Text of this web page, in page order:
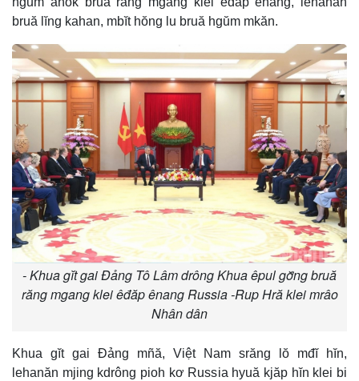
bruă lĭng kahan, mbĭt hŏng lu bruă hgŭm mkăn.
- Khua gĭt gai Đảng Tô Lâm drông Khua êpul gơ̆ng bruă
răng mgang klei êđăp ênang Russia -Rup Hră klei mrâo
Nhân dân
Khua gĭt gai Đảng mñă, Việt Nam srăng lŏ mđĭ hĭn,
lehanăn mjing kdrông pioh kơ Russia hyuă kjăp hĭn klei bi